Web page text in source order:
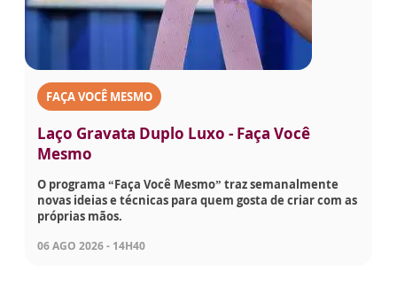
FAÇA VOCÊ MESMO
Laço Gravata Duplo Luxo - Faça Você
Mesmo
O programa “Faça Você Mesmo” traz semanalmente
novas ideias e técnicas para quem gosta de criar com as
próprias mãos.
06 AGO 2026 - 14H40